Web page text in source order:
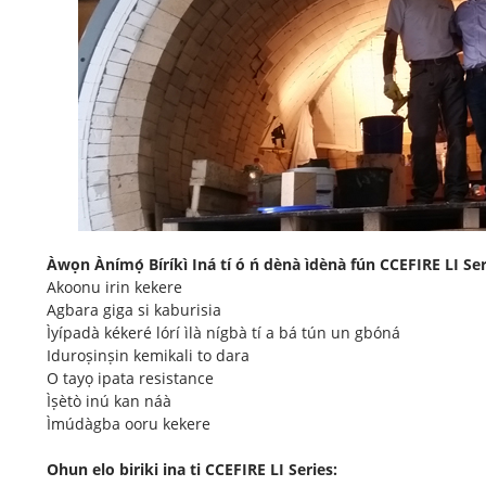
Àwọn Ànímọ́ Bíríkì Iná tí ó ń dènà ìdènà fún CCEFIRE LI
Akoonu irin kekere
Agbara giga si kaburisia
Ìyípadà kékeré lórí ìlà nígbà tí a bá tún un gbóná
Iduroṣinṣin kemikali to dara
O tayọ ipata resistance
Ìṣètò inú kan náà
Ìmúdàgba ooru kekere
Ohun elo biriki ina ti CCEFIRE LI Series: